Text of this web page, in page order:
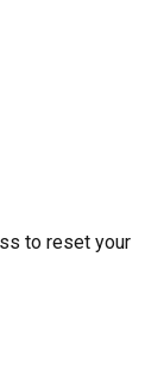
to reset your